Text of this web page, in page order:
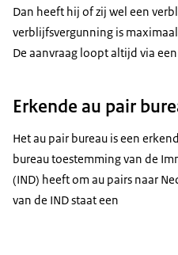
Dan heeft hij of zij wel een
verblijfsvergunning is
De aanvraag loopt altijd via een
Erkende au pair
Hetau pair bureau is een
bureau toestemming van de
(IND) heeft om au pairs naar
van de IND staat een